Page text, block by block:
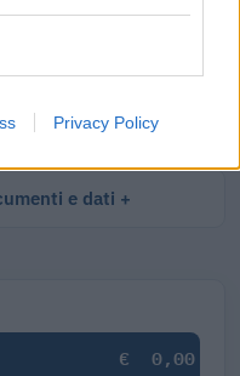
Privacy Policy
di Persone
e dati
€ 0,00